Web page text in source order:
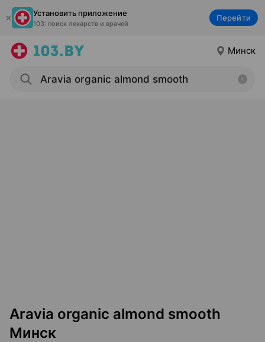
Установить приложение
103: поиск лекарств и врачей
Перейти
Минск
Aravia organic almond smooth
Минск